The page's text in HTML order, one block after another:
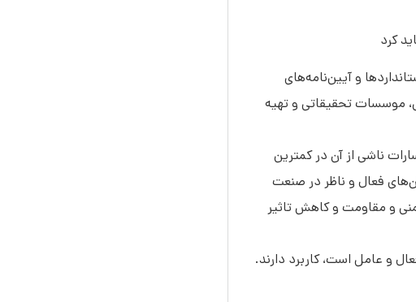
و آیین‌نامه‌های
موسسات تحقیقاتی و تهیه
ناشی از آن در کمترین
فعال و ناظر در صنعت
و مقاومت و کاهش تاثیر
و عامل است، کاربرد دارند.